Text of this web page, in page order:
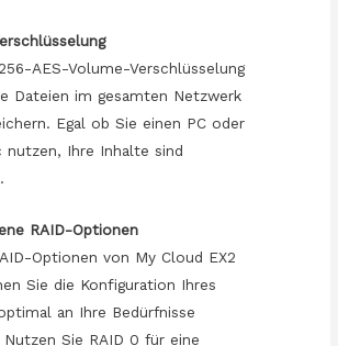
AES-Volume-Verschlüsselung
Dateien im gesamten Netzwerk
Egal ob Sie einen PC oder
nutzen, Ihre Inhalte sind
RAID-Optionen
Optionen von My Cloud EX2
Sie die Konfiguration Ihres
an Ihre Bedürfnisse
Nutzen Sie RAID 0 für eine